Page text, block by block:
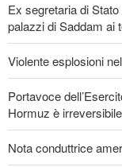
EVENTI
Ex segretaria di
palazzi di Saddam ai
Violente esplosioni
Portavoce
Hormuz è irreversibile
Nota conduttrice